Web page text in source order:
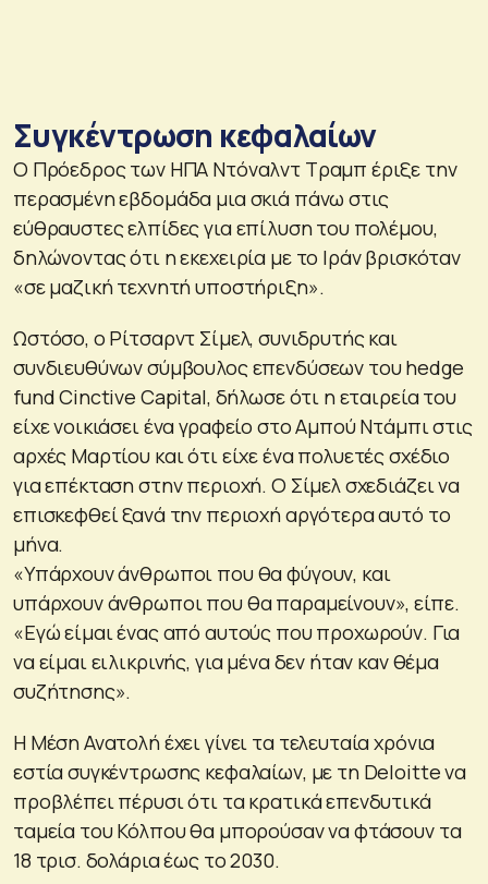
Συγκέντρωση κεφαλαίων
Ο Πρόεδρος των ΗΠΑ Ντόναλντ Τραμπ έριξε την
περασμένη εβδομάδα μια σκιά πάνω στις
εύθραυστες ελπίδες για επίλυση του πολέμου,
δηλώνοντας ότι η εκεχειρία με το Ιράν βρισκόταν
«σε μαζική τεχνητή υποστήριξη».
Ωστόσο, ο Ρίτσαρντ Σίμελ, συνιδρυτής και
συνδιευθύνων σύμβουλος επενδύσεων του hedge
fund Cinctive Capital, δήλωσε ότι η εταιρεία του
είχε νοικιάσει ένα γραφείο στο Αμπού Ντάμπι στις
αρχές Μαρτίου και ότι είχε ένα πολυετές σχέδιο
για επέκταση στην περιοχή. Ο Σίμελ σχεδιάζει να
επισκεφθεί ξανά την περιοχή αργότερα αυτό το
μήνα.
«Υπάρχουν άνθρωποι που θα φύγουν, και
υπάρχουν άνθρωποι που θα παραμείνουν», είπε.
«Εγώ είμαι ένας από αυτούς που προχωρούν. Για
να είμαι ειλικρινής, για μένα δεν ήταν καν θέμα
συζήτησης».
Η Μέση Ανατολή έχει γίνει τα τελευταία χρόνια
εστία συγκέντρωσης κεφαλαίων, με τη Deloitte να
προβλέπει πέρυσι ότι τα κρατικά επενδυτικά
ταμεία του Κόλπου θα μπορούσαν να φτάσουν τα
18 τρισ. δολάρια έως το 2030.